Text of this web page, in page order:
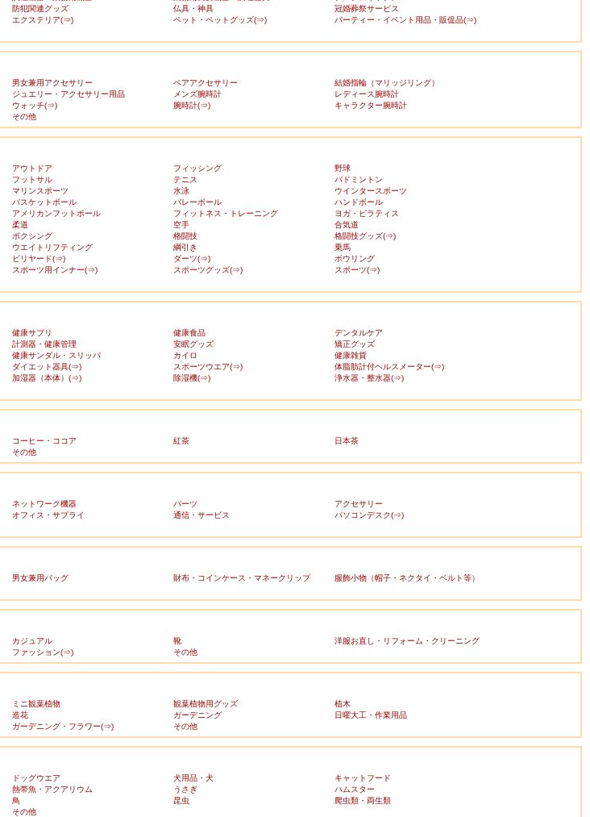
防犯関連グッズ 仏具・神具
冠婚葬祭サービス
エクステリア(⇒) ペット・ペットグッズ(⇒)
パーティー・イベント用品・販促品(⇒)
男女兼用アクセサリー ペアアクセサリー
結婚指輪（マリッジリング）
ジュエリー・アクセサリー用品 メンズ腕時計
レディース腕時計
ウォッチ(⇒) 腕時計(⇒)
キャラクター腕時計
その他
アウトドア フィッシング
野球
フットサル テニス
バドミントン
マリンスポーツ 水泳
ウインタースポーツ
バスケットボール バレーボール
ハンドボール
アメリカンフットボール フィットネス・トレーニング
ヨガ・ピラティス
柔道 空手
合気道
ボクシング 格闘技
格闘技グッズ(⇒)
ウエイトリフティング 綱引き
乗馬
ビリヤード(⇒) ダーツ(⇒)
ボウリング
スポーツ用インナー(⇒) スポーツグッズ(⇒)
スポーツ(⇒)
健康サプリ 健康食品
デンタルケア
計測器・健康管理 安眠グッズ
矯正グッズ
健康サンダル・スリッパ カイロ
健康雑貨
ダイエット器具(⇒) スポーツウエア(⇒)
体脂肪計付ヘルスメーター(⇒)
加湿器（本体）(⇒) 除湿機(⇒)
浄水器・整水器(⇒)
コーヒー・ココア 紅茶
日本茶
その他
ネットワーク機器 パーツ
アクセサリー
オフィス・サプライ 通信・サービス
パソコンデスク(⇒)
男女兼用バッグ 財布・コインケース・マネークリップ
服飾小物（帽子・ネクタイ・ベルト等）
カジュアル 靴
洋服お直し・リフォーム・クリーニング
ファッション(⇒) その他
ミニ観葉植物 観葉植物用グッズ
植木
造花 ガーデニング
日曜大工・作業用品
ガーデニング・フラワー(⇒) その他
ドッグウエア 犬用品・犬
キャットフード
熱帯魚・アクアリウム うさぎ
ハムスター
鳥 昆虫
爬虫類・両生類
その他